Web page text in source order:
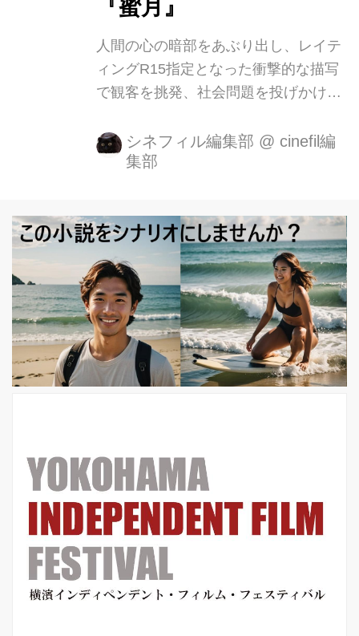
Ｒ マ...
『蜜月』
人間の心の暗部をあぶり出し、レイテ
ィングR15指定となった衝撃的な描写
で観客を挑発、社会問題を投げかける
み出せない、家族の愛の物語『蜜月』
が、2022年春テアトル新宿を皮切りに
ど、これまで社会の片隅で生きる男た
ちを描き定評のある榊英雄監督が、７
年越しに取り組み、リアルな親として
の感情をぶつけ、“家族の愛”という新
境地を切り開いた。 本作は、母親との
抑圧された暮しの中で歪められた少女
の幼く危うい性を描き、生ぬるい家族
シネフィル編集部 @ cinefil編
集部